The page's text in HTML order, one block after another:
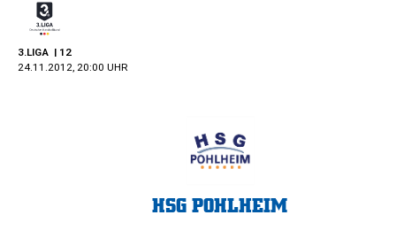
3.LIGA | 12
24.11.2012, 20:00 UHR
HSG POHLHEIM